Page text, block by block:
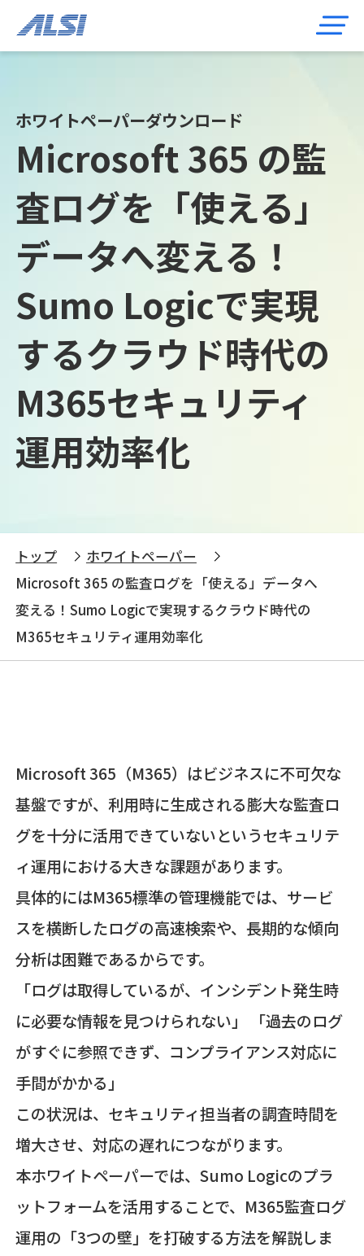
ホワイトペーパーダウンロード
Microsoft 365 の監
査ログを「使える」
データへ変える！
Sumo Logicで実現
するクラウド時代の
M365セキュリティ
運用効率化
トップ
ホワイトペーパー
Microsoft 365 の監査ログを「使える」データへ
変える！Sumo Logicで実現するクラウド時代の
M365セキュリティ運用効率化
Microsoft 365（M365）はビジネスに不可欠な
基盤ですが、利用時に生成される膨大な監査ロ
グを十分に活用できていないというセキュリテ
ィ運用における大きな課題があります。
具体的にはM365標準の管理機能では、サービ
スを横断したログの高速検索や、長期的な傾向
分析は困難であるからです。
「ログは取得しているが、インシデント発生時
に必要な情報を見つけられない」 「過去のログ
がすぐに参照できず、コンプライアンス対応に
手間がかかる」
この状況は、セキュリティ担当者の調査時間を
増大させ、対応の遅れにつながります。
本ホワイトペーパーでは、Sumo Logicのプラ
ットフォームを活用することで、M365監査ログ
運用の「3つの壁」を打破する方法を解説しま